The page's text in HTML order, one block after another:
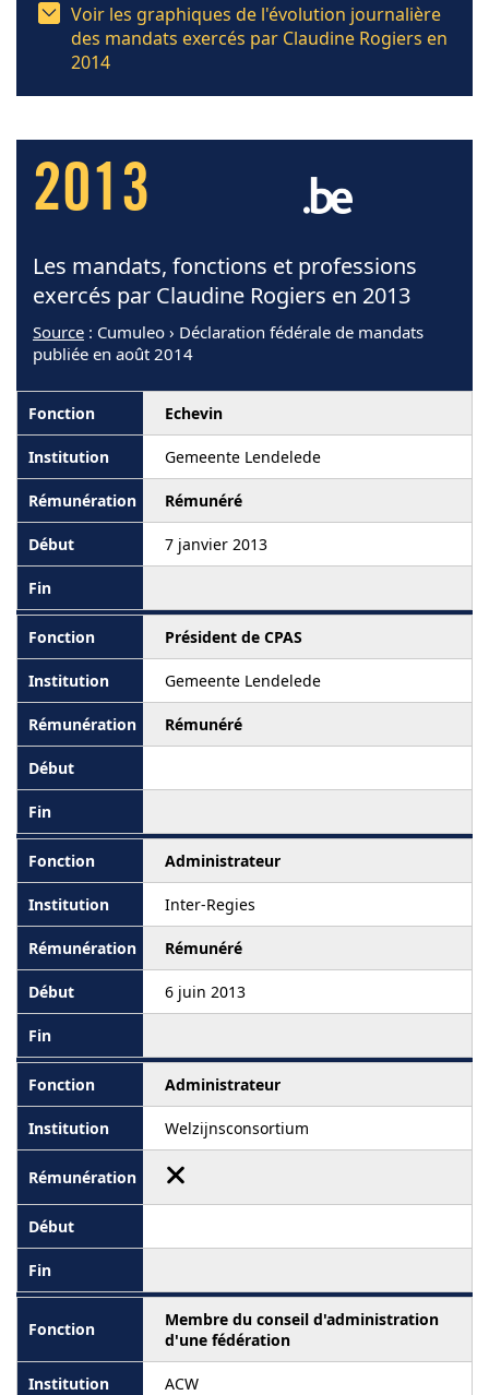
Voir les graphiques de l'évolution journalière
des mandats exercés par Claudine Rogiers en
2014
2013
Les mandats, fonctions et professions
exercés par Claudine Rogiers en 2013
Source : Cumuleo › Déclaration fédérale de mandats
publiée en août 2014
Echevin
Gemeente Lendelede
Rémunéré
7 janvier 2013
Président de CPAS
Gemeente Lendelede
Rémunéré
Administrateur
Inter-Regies
Rémunéré
6 juin 2013
Administrateur
Welzijnsconsortium
Membre du conseil d'administration
d'une fédération
ACW